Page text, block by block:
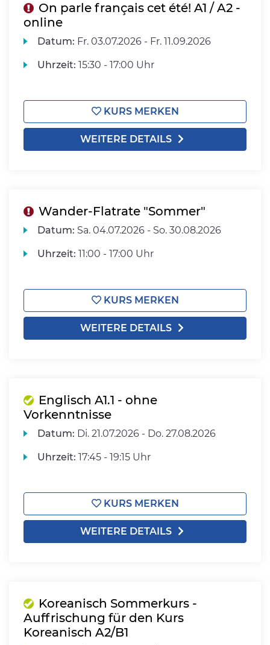
On parle français cet été! A1 / A2 -
online
Datum: Fr. 03.07.2026 - Fr. 11.09.2026
Uhrzeit: 15:30 - 17:00 Uhr
KURS MERKEN
WEITERE DETAILS
Wander-Flatrate "Sommer"
Datum: Sa. 04.07.2026 - So. 30.08.2026
Uhrzeit: 11:00 - 17:00 Uhr
KURS MERKEN
WEITERE DETAILS
Englisch A1.1 - ohne
Vorkenntnisse
Datum: Di. 21.07.2026 - Do. 27.08.2026
Uhrzeit: 17:45 - 19:15 Uhr
KURS MERKEN
WEITERE DETAILS
Koreanisch Sommerkurs -
Auffrischung für den Kurs
Koreanisch A2/B1